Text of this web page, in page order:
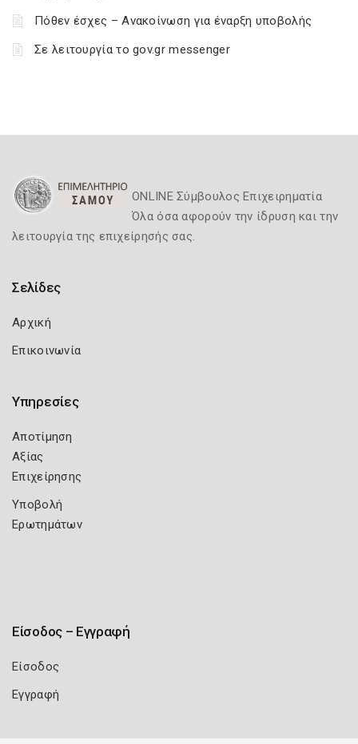
Πόθεν έσχες – Ανακοίνωση για έναρξη υποβολής
Σε λειτουργία το gov.gr messenger
ONLINE Σύμβουλος Επιχειρηματία
Όλα όσα αφορούν την ίδρυση και την
λειτουργία της επιχείρησής σας.
Σελίδες
Αρχική
Επικοινωνία
Υπηρεσίες
Αποτίμηση
Αξίας
Επιχείρησης
Υποβολή
Ερωτημάτων
Είσοδος – Εγγραφή
Είσοδος
Εγγραφή